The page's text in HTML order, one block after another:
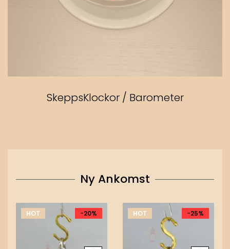
SkeppsKlockor / Barometer
Ny Ankomst
HOT -20% HOT -25%